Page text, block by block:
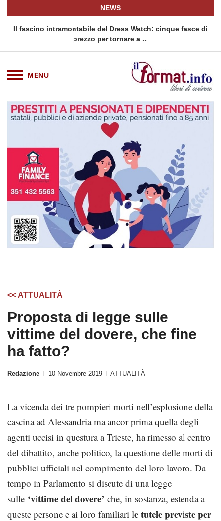
NEWS
Il fascino intramontabile del Dress Watch: cinque fasce di
prezzo per tornare a ...
<< ATTUALITÀ
Proposta di legge sulle
vittime del dovere, che fine
ha fatto?
Redazione 10 Novembre 2019 ATTUALITÀ
La vicenda dei tre pompieri morti nell’esplosione della
cascina ad Alessandria ma ancor prima quella degli
agenti uccisi in questura a Trieste, ha rimesso al centro
del dibattito, anche politico, la questione delle morti di
pubblici ufficiali nel compimento del loro lavoro. Da
tempo in Parlamento si discute di una legge
sulle ‘vittime del dovere’ che, in sostanza, estenda a
queste persone e ai loro familiari le tutele previste per